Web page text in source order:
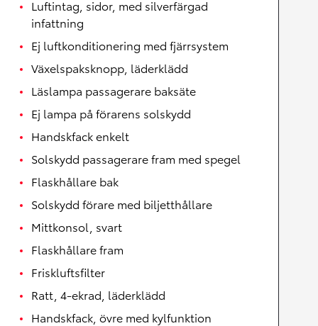
Luftintag, sidor, med silverfärgad
infattning
Ej luftkonditionering med fjärrsystem
Växelspaksknopp, läderklädd
Läslampa passagerare baksäte
Ej lampa på förarens solskydd
Handskfack enkelt
Solskydd passagerare fram med spegel
Flaskhållare bak
Solskydd förare med biljetthållare
Mittkonsol, svart
Flaskhållare fram
Friskluftsfilter
Ratt, 4-ekrad, läderklädd
Handskfack, övre med kylfunktion